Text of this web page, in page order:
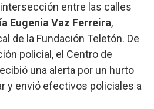
entre las calles
Eugenia Vaz Ferreira,
de la Fundación Teletón. De
policial, el Centro de
una alerta por un hurto
y envió efectivos policiales a